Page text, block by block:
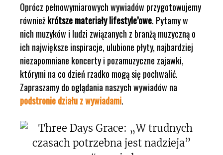
Oprócz pełnowymiarowych wywiadów przygotowujemy
równieżkrótsze materiały lifestyle’owe. Pytamy w
nich muzyków i ludzi związanych z branżą muzyczną o
ich największe inspiracje, ulubione płyty, najbardziej
niezapomniane koncerty i pozamuzyczne zajawki,
którymi na co dzień rzadko mogą się pochwalić.
Zapraszamy do oglądania naszych wywiadów na
podstronie działu z wywiadami.